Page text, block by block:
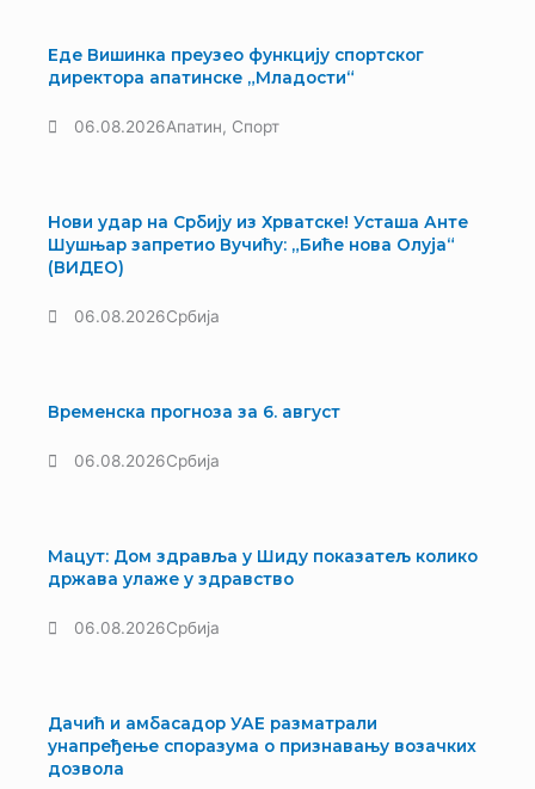
Еде Вишинка преузео функцију спортског
директора апатинске „Младости“
06.08.2026Апатин, Спорт
Нови удар на Србију из Хрватске! Усташа Анте
Шушњар запретио Вучићу: „Биће нова Олуја“
(ВИДЕО)
06.08.2026Србија
Временска прогноза за 6. август
06.08.2026Србија
Мацут: Дом здравља у Шиду показатељ колико
држава улаже у здравство
06.08.2026Србија
Дачић и амбасадор УАЕ разматрали
унапређење споразума о признавању возачких
дозвола